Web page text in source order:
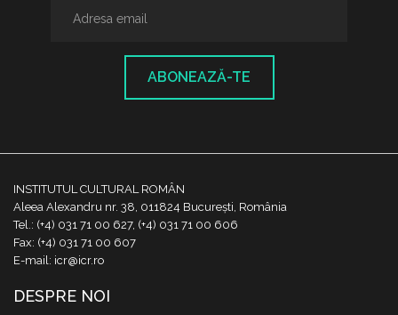
ABONEAZĂ-TE
INSTITUTUL CULTURAL ROMÂN
Aleea Alexandru nr. 38, 011824 București, România
Tel.: (+4) 031 71 00 627, (+4) 031 71 00 606
Fax: (+4) 031 71 00 607
E-mail: icr@icr.ro
DESPRE NOI